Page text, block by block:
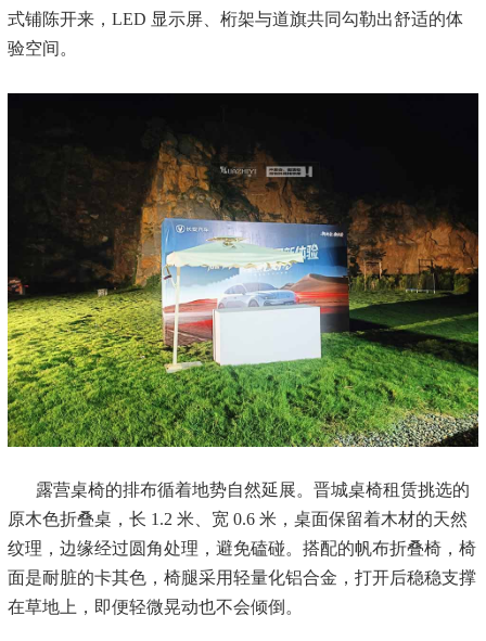
式铺陈开来， LED 显示屏、桁架与道旗共同勾勒出舒适的体
验空间。
露营桌椅的排布循着地势自然延展。晋城桌椅租赁挑选的
原木色折叠桌，长 1.2 米、宽 0.6 米，桌面保留着木材的天然
纹理，边缘经过圆角处理，避免磕碰。搭配的帆布折叠椅，椅
面是耐脏的卡其色 ，椅腿采用轻量化铝合金，打开后稳稳支撑
在草地上，即便轻微晃动也不会倾倒。